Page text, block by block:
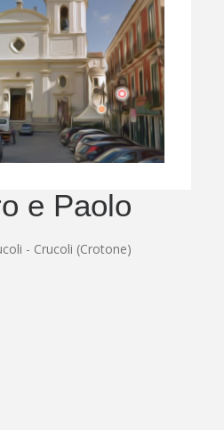
e Paolo
- Crucoli (Crotone)